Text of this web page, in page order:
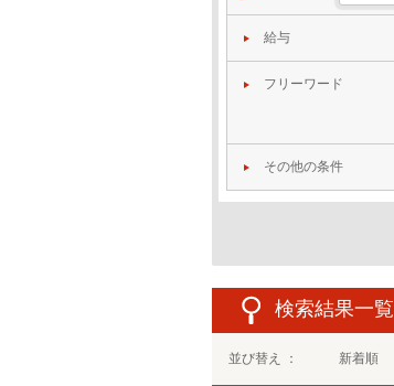
給与
フリーワード
その他の条件
検索結果一覧
並び替え ： 新着順